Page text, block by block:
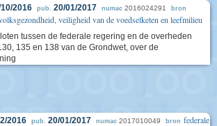
2016 pub. 20/01/2017 numac 2016024291 bron
veiligheid van de voedselketen en leefmilieu
tussen de federale regering en de overheden
135 en 138 van de Grondwet, over de
2016 pub. 20/01/2017 numac 2017010049 bron federale